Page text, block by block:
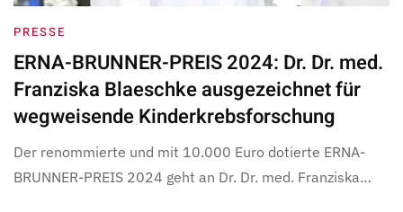
PRESSE
ERNA-BRUNNER-PREIS 2024: Dr. Dr. med.
Franziska Blaeschke ausgezeichnet für
wegweisende Kinderkrebsforschung
Der renommierte und mit 10.000 Euro dotierte ERNA-
BRUNNER-PREIS 2024 geht an Dr. Dr. med. Franziska…